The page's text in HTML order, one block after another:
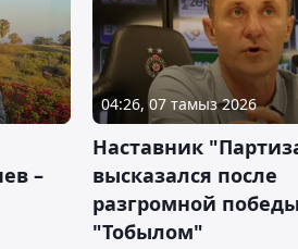
–
04:26, 07 тамыз 2026
Наставник
высказался после
разгромной
"Тобылом"